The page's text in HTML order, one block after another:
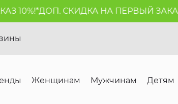
ДОП. СКИДКА НА ПЕРВЫЙ ЗАКАЗ
Женщинам Мужчинам Детям